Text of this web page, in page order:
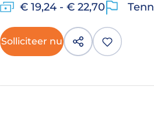
€ 19,24 - € 22,70
Solliciteer nu